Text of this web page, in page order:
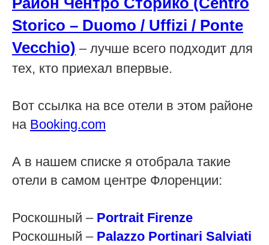
Storico – Duomo / Uffizi / Ponte
Vecchio) – лучше всего подходит для
тех, кто приехал впервые.
Вот ссылка на все отели в этом районе
на Booking.com
А в нашем списке я отобрала такие
отели в самом центре Флоренции:
Роскошный – Portrait Firenze
Роскошный – Palazzo Portinari Salviati